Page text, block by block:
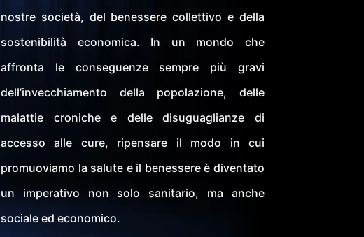
nostre società, del benessere collettivo e della
sostenibilità economica. In un mondo che
affronta le conseguenze sempre più gravi
dell’invecchiamento della popolazione, delle
malattie croniche e delle disuguaglianze di
accesso alle cure, ripensare il modo in cui
promuoviamo la salute e il benessere è diventato
un imperativo non solo sanitario, ma anche
sociale ed economico.